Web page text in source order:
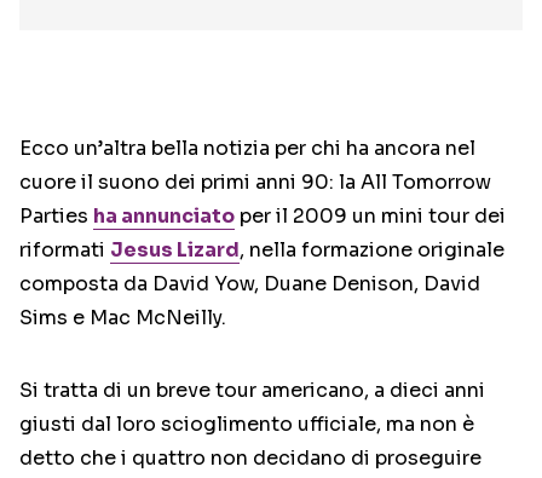
Ecco un’altra bella notizia per chi ha ancora nel
cuore il suono dei primi anni 90: la All Tomorrow
Parties ha annunciato per il 2009 un mini tour dei
riformati Jesus Lizard, nella formazione originale
composta da David Yow, Duane Denison, David
Sims e Mac McNeilly.
Si tratta di un breve tour americano, a dieci anni
giusti dal loro scioglimento ufficiale, ma non è
detto che i quattro non decidano di proseguire